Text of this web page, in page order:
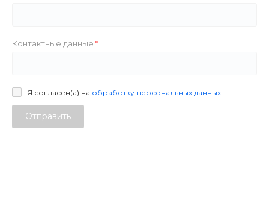
Контактные данные
Я согласен(а) на обработку персональных данных
Отправить